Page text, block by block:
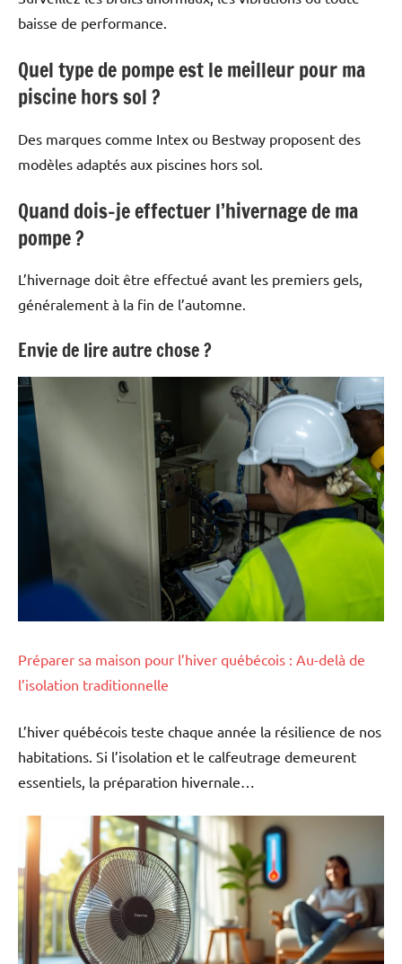
baisse de performance.
Quel type de pompe est le meilleur pour ma
piscine hors sol ?
Des marques comme Intex ou Bestway proposent des
modèles adaptés aux piscines hors sol.
Quand dois-je effectuer l’hivernage de ma
pompe ?
L’hivernage doit être effectué avant les premiers gels,
généralement à la fin de l’automne.
Envie de lire autre chose ?
Préparer sa maison pour l’hiver québécois : Au-delà de
l’isolation traditionnelle
L’hiver québécois teste chaque année la résilience de nos
habitations. Si l’isolation et le calfeutrage demeurent
essentiels, la préparation hivernale…